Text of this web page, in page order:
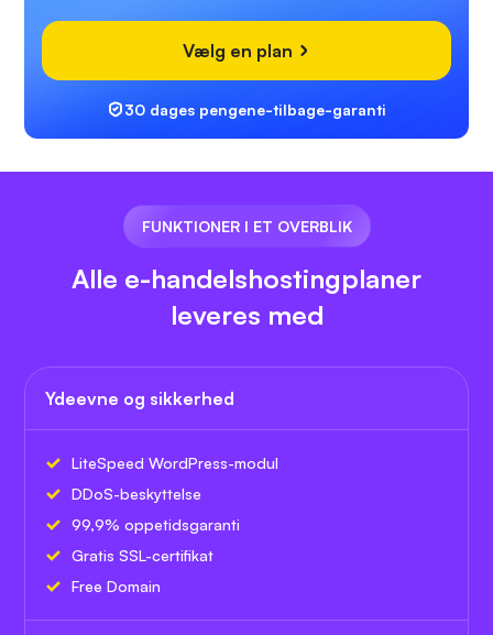
Vælg en plan
30 dages pengene-tilbage-garanti
FUNKTIONER I ET OVERBLIK
Alle e-handelshostingplaner
leveres med
Ydeevne og sikkerhed
LiteSpeed WordPress-modul
DDoS-beskyttelse
99,9% oppetidsgaranti
Gratis SSL-certifikat
Free Domain